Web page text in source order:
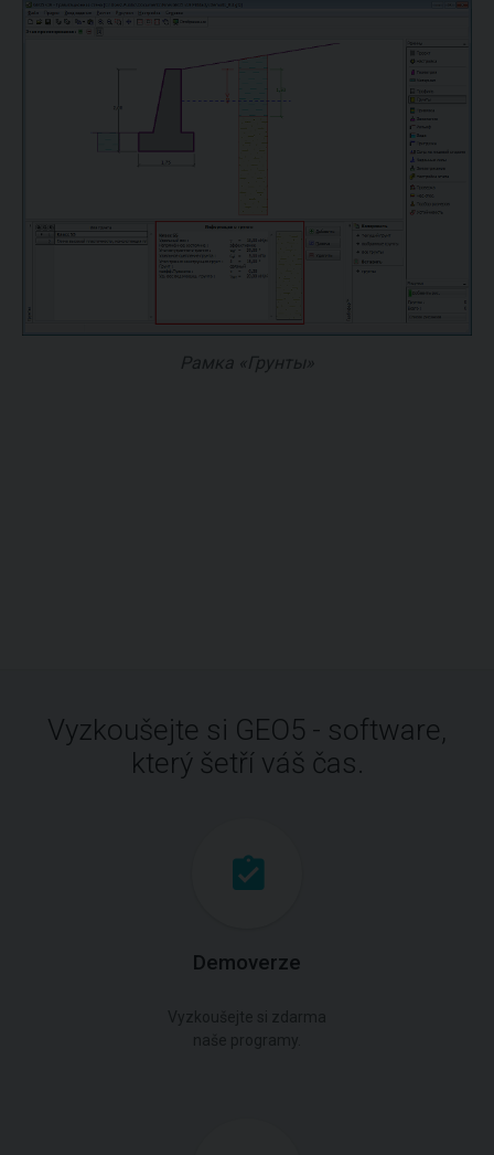
Рамка «Грунты»
Vyzkoušejte si GEO5 - software,
který šetří váš čas.
Demoverze